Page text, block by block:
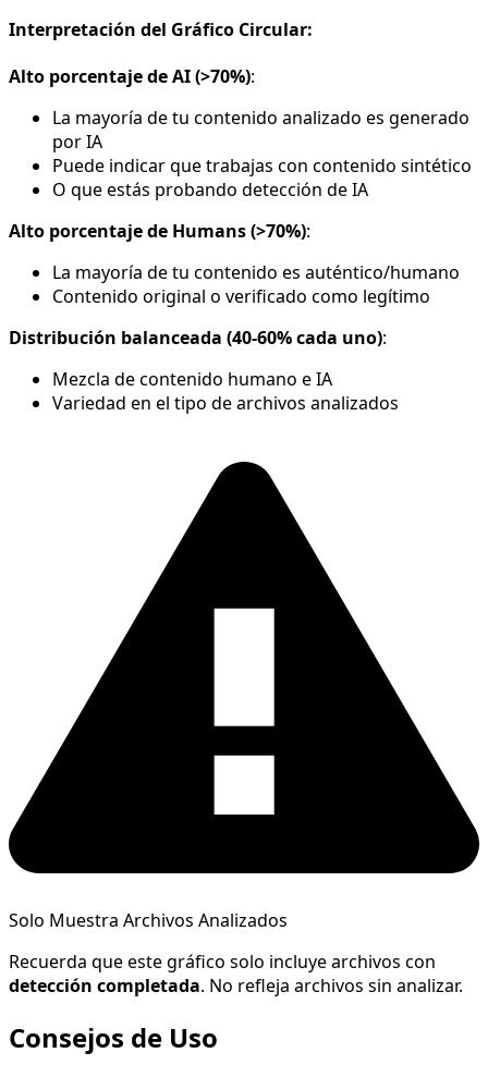
Interpretación del Gráfico Circular:
Alto porcentaje de AI (>70%):
La mayoría de tu contenido analizado es generado
por IA
Puede indicar que trabajas con contenido sintético
O que estás probando detección de IA
Alto porcentaje de Humans (>70%):
La mayoría de tu contenido es auténtico/humano
Contenido original o verificado como legítimo
Distribución balanceada (40-60% cada uno):
Mezcla de contenido humano e IA
Variedad en el tipo de archivos analizados
Solo Muestra Archivos Analizados
Recuerda que este gráfico solo incluye archivos con
detección completada. No refleja archivos sin analizar.
Consejos de Uso